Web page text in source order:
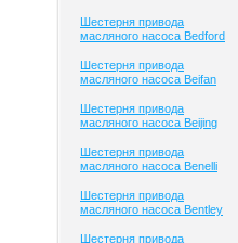
Шестерня привода
масляного насоса Bedford
Шестерня привода
масляного насоса Beifan
Шестерня привода
масляного насоса Beijing
Шестерня привода
масляного насоса Benelli
Шестерня привода
масляного насоса Bentley
Шестерня привода